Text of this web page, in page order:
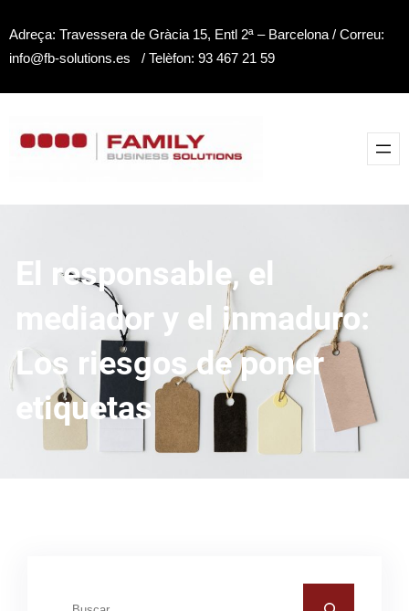
al
contenido
Adreça: Travessera de Gràcia 15, Entl 2ª – Barcelona / Correu:
info@fb-solutions.es / Telèfon: 93 467 21 59
El responsable, el
mediador y el inmaduro:
Los riesgos de poner
etiquetas